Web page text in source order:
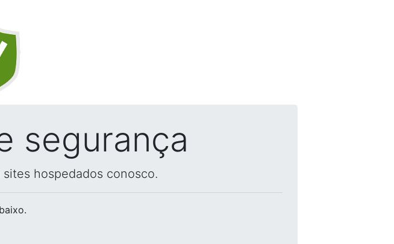
segurança
hospedados conosco.